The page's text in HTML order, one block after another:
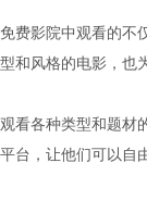
费影院中观看的不
风格的电影，也
看各种类型和题材
台，让他们可以自